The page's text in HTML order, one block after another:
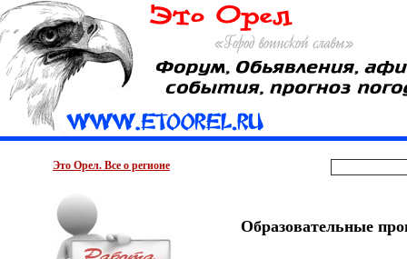
Это Орел. Все о регионе
Образовательные